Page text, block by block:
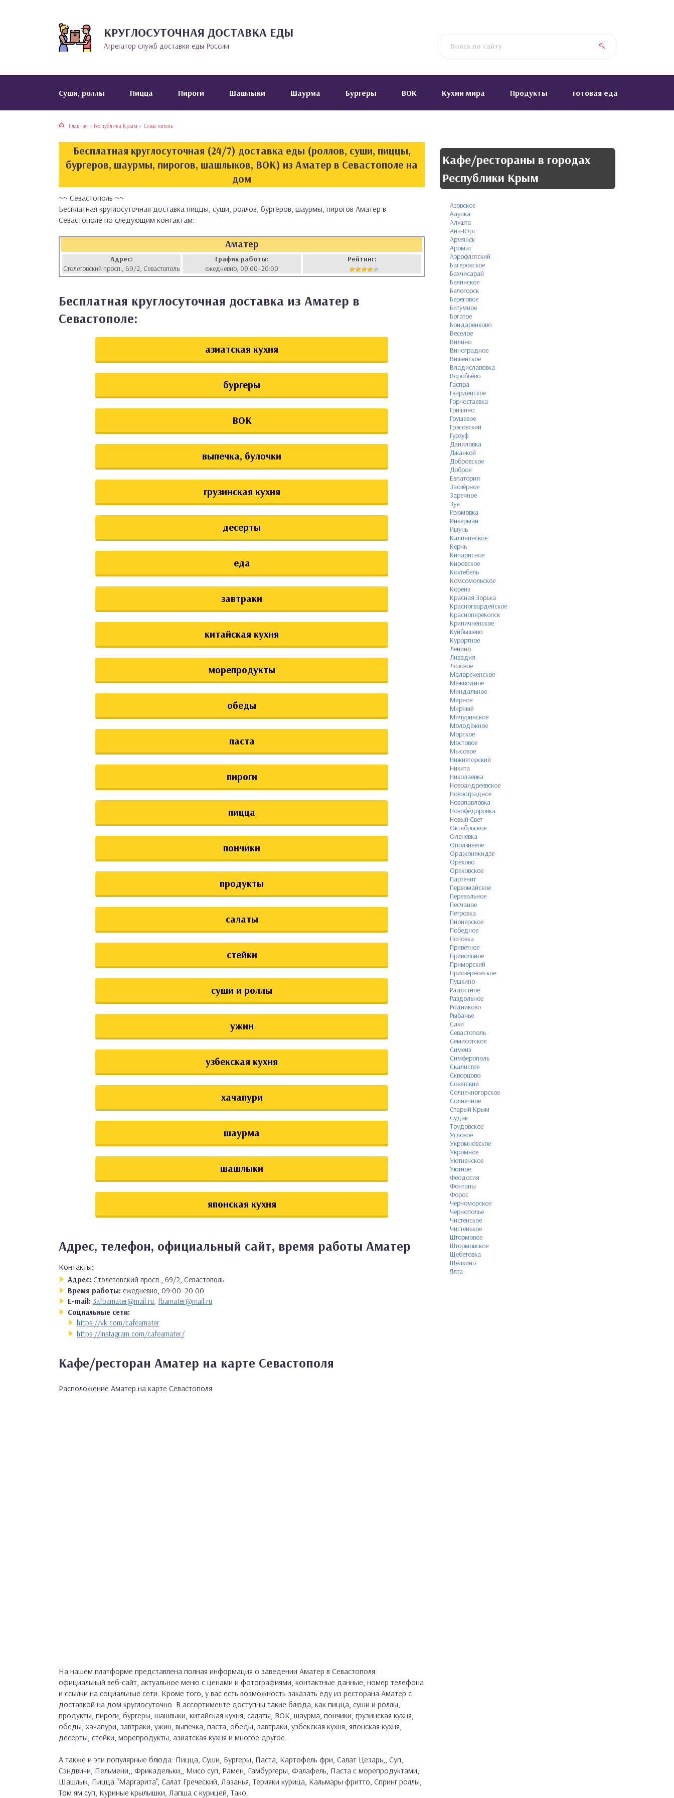
КРУГЛОСУТОЧНАЯ ДОСТАВКА ЕДЫ
Агрегатор служб доставки еды России
Cуши, роллы Пицца Пироги Шашлыки Шаурма Бургеры ВОК Кухни мира Продукты готовая еда
Главная » Республика Крым » Севастополь
Бесплатная круглосуточная (24/7) доставка еды (роллов, суши, пиццы,
бургеров, шаурмы, пирогов, шашлыков, ВОК) из Аматер в Севастополе на
дом
~~ Севастополь ~~
Бесплатная круглосуточная доставка пиццы, суши, роллов, бургеров, шаурмы, пирогов Аматер в
Севастополе по следующим контактам:
Аматер
Адрес:
Столетовский просп., 69/2, Севастополь
График работы:
ежедневно, 09:00–20:00
Рейтинг:
Бесплатная круглосуточная доставка из Аматер в
Севастополе:
азиатская кухня
бургеры
ВОК
выпечка, булочки
грузинская кухня
десерты
еда
завтраки
китайская кухня
морепродукты
обеды
паста
пироги
пицца
пончики
продукты
салаты
стейки
суши и роллы
ужин
узбекская кухня
хачапури
шаурма
шашлыки
японская кухня
Адрес, телефон, официальный сайт, время работы Аматер
Контакты:
Адрес: Столетовский просп., 69/2, Севастополь
Время работы: ежедневно, 09:00–20:00
E-mail: 3afbamater@mail.ru, fbamater@mail.ru
Социальные сети:
https://vk.com/cafeamater
https://instagram.com/cafeamater/
Кафе/ресторан Аматер на карте Севастополя
Расположение Аматер на карте Севастополя
На нашем платформе представлена полная информация о заведении Аматер в Севастополя:
официальный веб-сайт, актуальное меню с ценами и фотографиями, контактные данные, номер телефона
и ссылки на социальные сети. Кроме того, у вас есть возможность заказать еду из ресторана Аматер с
доставкой на дом круглосуточно. В ассортименте доступны такие блюда, как пицца, суши и роллы,
продукты, пироги, бургеры, шашлыки, китайская кухня, салаты, ВОК, шаурма, пончики, грузинская кухня,
обеды, хачапури, завтраки, ужин, выпечка, паста, обеды, завтраки, узбекская кухня, японская кухня,
десерты, стейки, морепродукты, азиатская кухня и многое другое.
А также и эти популярные блюда: Пицца, Суши, Бургеры, Паста, Картофель фри, Салат Цезарь,, Суп,
Сэндвичи, Пельмени,, Фрикадельки,, Мисо суп, Рамен, Гамбургеры, Фалафель, Паста с морепродуктами,
Шашлык, Пицца "Маргарита", Салат Греческий, Лазанья, Терияки курица, Кальмары фритто, Спринг роллы,
Том ям суп, Куриные крылышки, Лапша с курицей, Тако.
Кафе/рестораны в городах
Республики Крым
Азовское
Алупка
Алушта
Ана-Юрт
Армянск
Аромат
Аэрофлотский
Багеровское
Бахчисарай
Белинское
Белогорск
Береговое
Битумное
Богатое
Бондаренково
Весёлое
Вилино
Виноградное
Вишенское
Владиславовка
Воробьёво
Гаспра
Гвардейское
Горностаевка
Гришино
Грушевое
Грэсовский
Гурзуф
Даниловка
Джанкой
Добровское
Доброе
Евпатория
Заозёрное
Заречное
Зуя
Изюмовка
Инкерман
Ишунь
Калининское
Керчь
Кипарисное
Кировское
Коктебель
Комсомольское
Кореиз
Красная Зорька
Красногвардейское
Красноперекопск
Криничненское
Куйбышево
Курортное
Ленино
Ливадия
Лозовое
Малореченское
Межводное
Миндальное
Мирное
Мирный
Мичуринское
Молодёжное
Морское
Мостовое
Мысовое
Нижнегорский
Никита
Николаевка
Новоандреевское
Новоотрадное
Новопавловка
Новофёдоровка
Новый Свет
Октябрьское
Оленевка
Оползневое
Орджоникидзе
Орехово
Ореховское
Партенит
Первомайское
Перевальное
Песчаное
Петровка
Пионерское
Победное
Поповка
Приветное
Привольное
Приморский
Приозёрновское
Пушкино
Радостное
Раздольное
Родниково
Рыбачье
Саки
Севастополь
Семисотское
Симеиз
Симферополь
Скалистое
Скворцово
Советский
Солнечногорское
Солнечное
Старый Крым
Судак
Трудовское
Угловое
Укромновское
Укромное
Уютненское
Уютное
Феодосия
Фонтаны
Форос
Черноморское
Чернополье
Чистенское
Чистенькое
Штормовое
Штормовское
Щебетовка
Щёлкино
Ялта
кухня